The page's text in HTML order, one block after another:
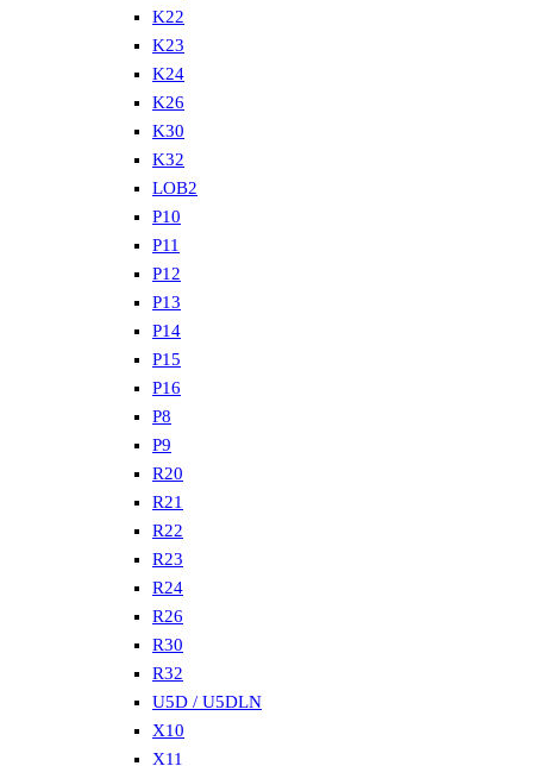
K22
K23
K24
K26
K30
K32
LOB2
P10
P11
P12
P13
P14
P15
P16
P8
P9
R20
R21
R22
R23
R24
R26
R30
R32
U5D / U5DLN
X10
X11